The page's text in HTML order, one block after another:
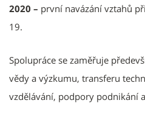
2020 – první navázání vztahů
19.
Spolupráce se zaměřuje
vědy a výzkumu, transferu
vzdělávání, podpory podnikání